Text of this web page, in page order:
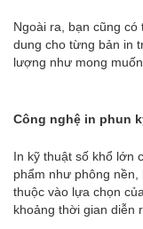
Ngoài ra, bạn cũng
dung cho từng bản in
lượng như mong muốn
Công nghệ in phun
In kỹ thuật số khổ lớn
phẩm như phông
thuộc vào lựa chọn
khoảng thời gian diễn